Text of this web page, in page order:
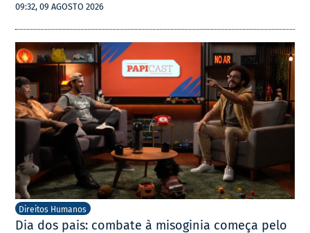
09:32, 09 AGOSTO 2026
Direitos Humanos
Dia dos pais: combate à misoginia começa pelo